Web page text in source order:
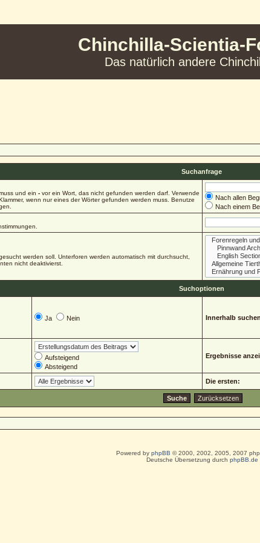
Chinchilla-Scientia-
Das natürlich andere
Suchanfrage
und ein -vor ein Wort, das nicht gefunden werden darf. Verwende
wenn nur eines der Wörter gefunden werden muss. Benutze
Nach allen
Nach einem
werden soll. Unterforen werden automatisch mit durchsucht,
nicht deaktivierst.
Suchoptionen
Ja Nein Innerhalb
Aufsteigend
Absteigend
Ergebnisse
Die ersten:
Powered by phpBB © 2000, 2002, 2005, 2007
Deutsche Übersetzung durch phpBB.de